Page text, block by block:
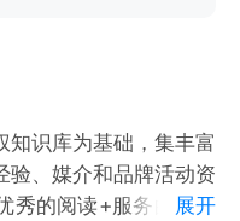
知识库为基础，集丰富
验、媒介和品牌活动资
秀的阅读+服务的场景
展开